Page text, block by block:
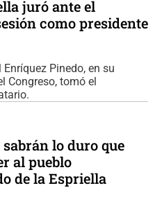
juró ante el
como presidente
Pinedo, en su
Congreso, tomó el
lo duro que
al pueblo
de la Espriella